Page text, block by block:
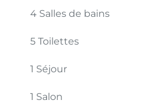
4 Salles de bains
5 Toilettes
1 Séjour
1 Salon